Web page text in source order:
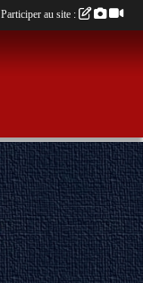
Participer au site :